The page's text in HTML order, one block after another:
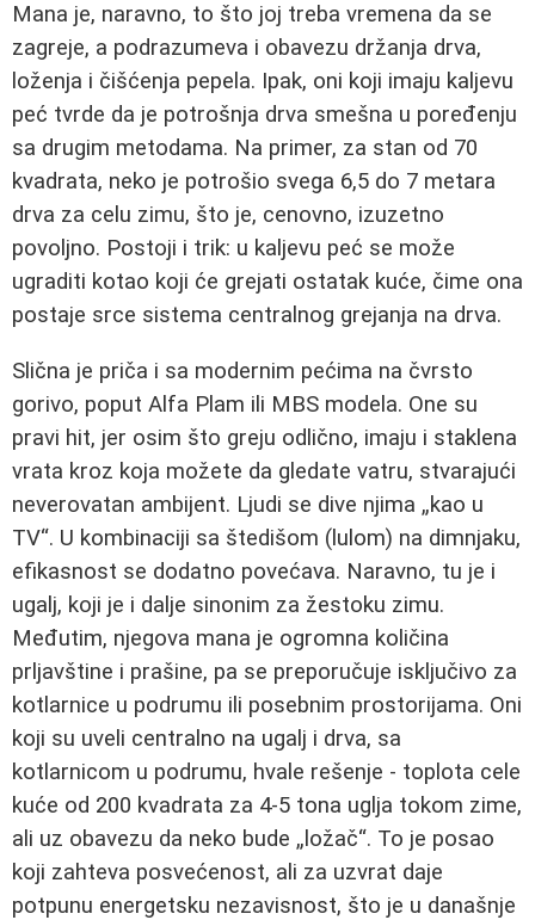
Mana je, naravno, to što joj treba vremena da se
zagreje, a podrazumeva i obavezu držanja drva,
loženja i čišćenja pepela. Ipak, oni koji imaju kaljevu
peć tvrde da je potrošnja drva smešna u poređenju
sa drugim metodama. Na primer, za stan od 70
kvadrata, neko je potrošio svega 6,5 do 7 metara
drva za celu zimu, što je, cenovno, izuzetno
povoljno. Postoji i trik: u kaljevu peć se može
ugraditi kotao koji će grejati ostatak kuće, čime ona
postaje srce sistema centralnog grejanja na drva.
Slična je priča i sa modernim pećima na čvrsto
gorivo, poput Alfa Plam ili MBS modela. One su
pravi hit, jer osim što greju odlično, imaju i staklena
vrata kroz koja možete da gledate vatru, stvarajući
neverovatan ambijent. Ljudi se dive njima „kao u
TV“. U kombinaciji sa štedišom (lulom) na dimnjaku,
efikasnost se dodatno povećava. Naravno, tu je i
ugalj, koji je i dalje sinonim za žestoku zimu.
Međutim, njegova mana je ogromna količina
prljavštine i prašine, pa se preporučuje isključivo za
kotlarnice u podrumu ili posebnim prostorijama. Oni
koji su uveli centralno na ugalj i drva, sa
kotlarnicom u podrumu, hvale rešenje - toplota cele
kuće od 200 kvadrata za 4-5 tona uglja tokom zime,
ali uz obavezu da neko bude „ložač“. To je posao
koji zahteva posvećenost, ali za uzvrat daje
potpunu energetsku nezavisnost, što je u današnje